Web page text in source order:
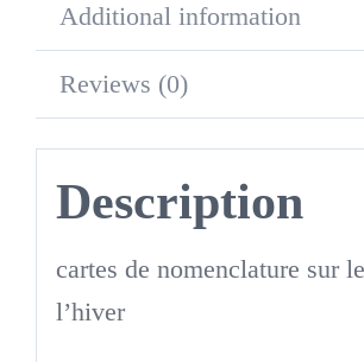
Additional information
Reviews (0)
Description
cartes de nomenclature sur
l’hiver